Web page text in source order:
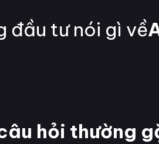
đầu tư nói gì về
hỏi thường